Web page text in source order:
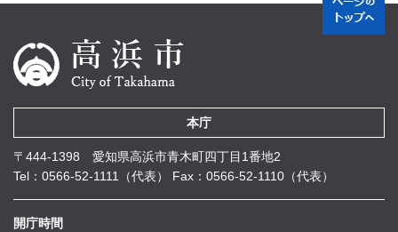
本庁
〒444-1398 愛知県高浜市青木町四丁目1番地2
Tel：0566-52-1111（代表）
Fax：0566-52-1110（代表）
開庁時間